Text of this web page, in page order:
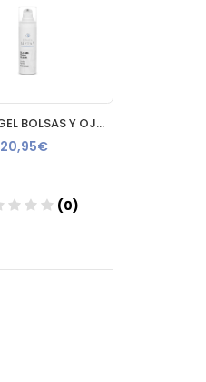
CREMA GEL BOLSAS Y OJERAS 25ML FARMACIA NAVAS
20,95€
(0)